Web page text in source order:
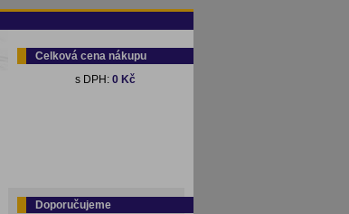
Celková cena nákupu
s DPH: 0 Kč
Doporučujeme